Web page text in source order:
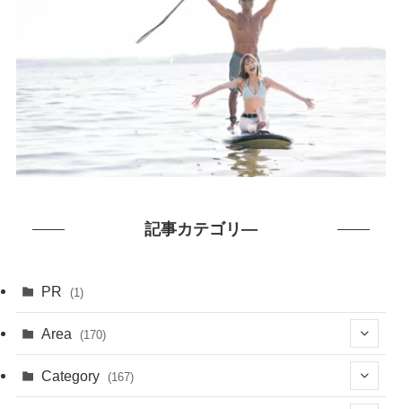
記事カテゴリ―
PR (1)
Area (170)
(1)
Category (167)